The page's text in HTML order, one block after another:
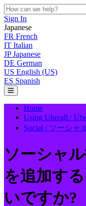
Sign In
Japanese
FR French
IT Italian
JP Japanese
DE German
US English (US)
ES Spanish
Home
Using Uberall /
Social / ソーシャ
ソーシャ
を追加す
いですか?